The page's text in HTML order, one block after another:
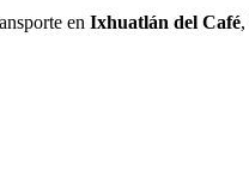
en Ixhuatlán del Café,